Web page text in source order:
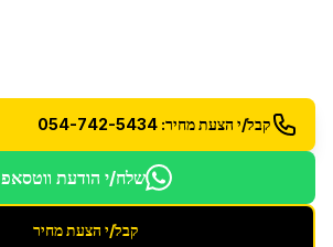
קבל/י הצעת מחיר: 054-742-5434
שלח/י הודעת ווטסאפ
קבל/י הצעת מחיר